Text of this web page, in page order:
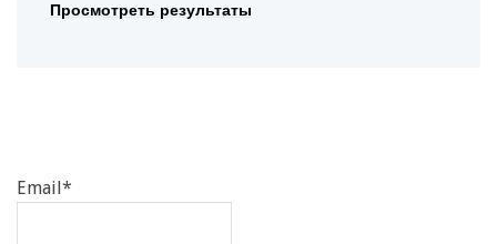
Просмотреть результаты
Email*